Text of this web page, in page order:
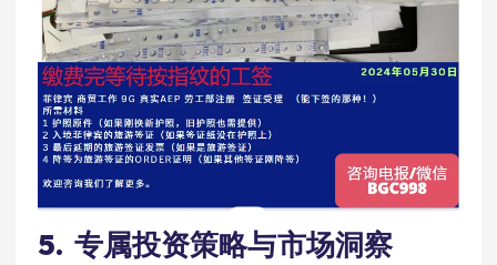
5. 专属投资策略与市场洞察